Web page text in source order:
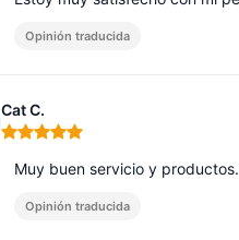
Opinión traducida
Cat C.
Nota: 5 de 5
Muy buen servicio y
Opinión traducida